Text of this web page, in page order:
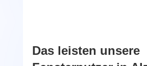
Das leisten unsere